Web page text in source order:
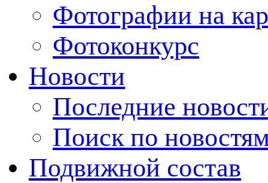
Фотографии на
Фотоконкурс
Новости
Последние
Поиск по
Подвижной состав